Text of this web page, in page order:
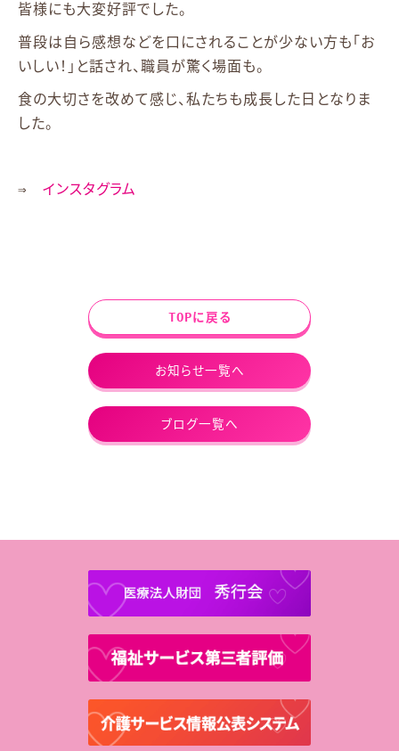
皆様にも大変好評でした。
普段は自ら感想などを口にされることが少ない方も「お
いしい！」と話され、職員が驚く場面も。
食の大切さを改めて感じ、私たちも成長した日となりま
した。
⇒ インスタグラム
TOPに戻る
お知らせ一覧へ
ブログ一覧へ